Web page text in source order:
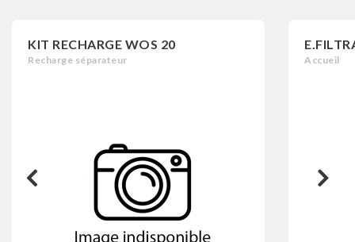
KIT RECHARGE WOS 20
Recharge séparateur Accueil